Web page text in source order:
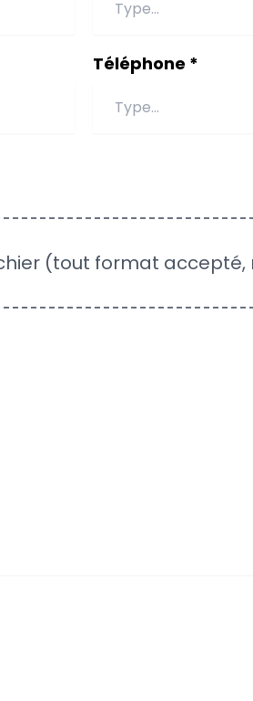
Téléphone *
(tout format accepté,